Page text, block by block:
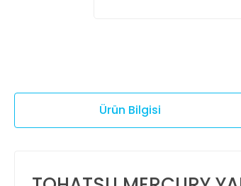
Ürün Bilgisi